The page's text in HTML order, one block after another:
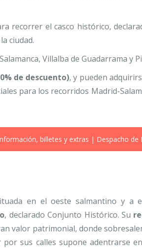
recorrer el casco histórico,
ciudad.
Villalba de Guadarrama y
de descuento), y pueden
para los recorridos Madrid-
billetes y extras | Despacho de
en el oeste salmantino y a
, declarado Conjunto Histórico. Su
valor patrimonial, donde
sus calles supone adentrarse